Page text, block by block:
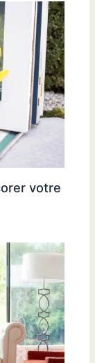
votre